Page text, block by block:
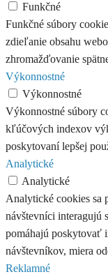
Funkčné
Funkčné súbory
zdieľanie obsahu
zhromažďovanie
Výkonnostné
Výkonnostné
Výkonnostné súbory
kľúčových indexov
poskytovaní lepšej
Analytické
Analytické
Analytické cookies sa
návštevníci interagujú
pomáhajú poskytovať
návštevníkov, miera
Reklamné